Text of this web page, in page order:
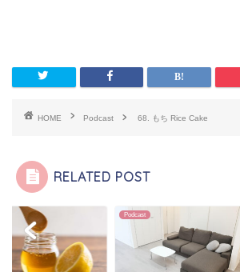
HOME Podcast 68. もち Rice Cake
RELATED POST
Podcast